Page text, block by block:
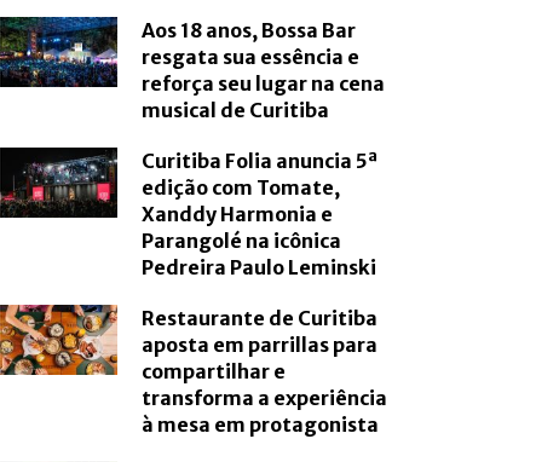
Aos 18 anos, Bossa Bar
resgata sua essência e
reforça seu lugar na cena
musical de Curitiba
Curitiba Folia anuncia 5ª
edição com Tomate,
Xanddy Harmonia e
Parangolé na icônica
Pedreira Paulo Leminski
Restaurante de Curitiba
aposta em parrillas para
compartilhar e
transforma a experiência
à mesa em protagonista